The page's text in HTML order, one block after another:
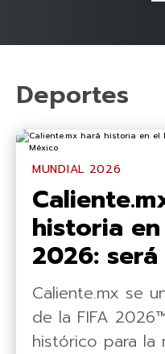
Deportes
MUNDIAL 2026
historia
2026:
Oficial en
Caliente.mx se
de la FIFA
histórico para la